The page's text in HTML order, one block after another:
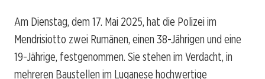
Am Dienstag, dem 17. Mai 2025, hat die Polizei im
Mendrisiotto zwei Rumänen, einen 38-Jährigen und eine
19-Jährige, festgenommen. Sie stehen im Verdacht, in
mehreren Baustellen im Luganese hochwertige